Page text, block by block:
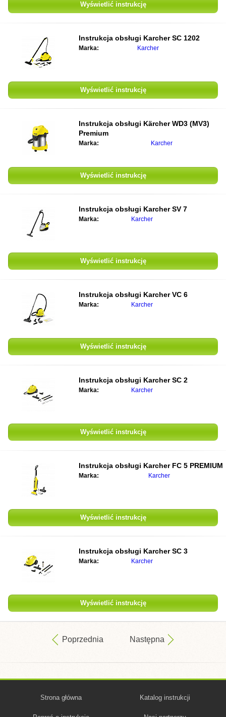
Wyświetlić instrukcję
Instrukcja obsługi Karcher SC 1202
Marka: Karcher
Wyświetlić instrukcję
Instrukcja obsługi Kärcher WD3 (MV3)
Premium
Marka: Karcher
Wyświetlić instrukcję
Instrukcja obsługi Karcher SV 7
Marka: Karcher
Wyświetlić instrukcję
Instrukcja obsługi Karcher VC 6
Marka: Karcher
Wyświetlić instrukcję
Instrukcja obsługi Karcher SC 2
Marka: Karcher
Wyświetlić instrukcję
Instrukcja obsługi Karcher FC 5 PREMIUM
Marka: Karcher
Wyświetlić instrukcję
Instrukcja obsługi Karcher SC 3
Marka: Karcher
Wyświetlić instrukcję
Poprzednia Następna
Strona główna Katalog instrukcji